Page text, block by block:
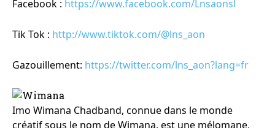
Facebook : https://www.facebook.com/Lnsaonsl
Tik Tok : http://www.tiktok.com/@lns_aon
Gazouillement: https://twitter.com/lns_aon?lang=fr
Imo Wimana Chadband, connue dans le monde
créatif sous le nom de Wimana, est une mélomane,